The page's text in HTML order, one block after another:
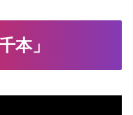
本」